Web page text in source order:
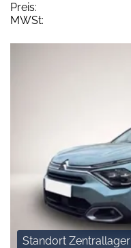
Preis:
MWSt:
Standort Zentrallager